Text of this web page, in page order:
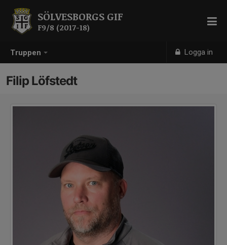
Truppen Logga in
SÖLVESBORGS GIF
F9/8 (2017-18)
Filip Löfstedt